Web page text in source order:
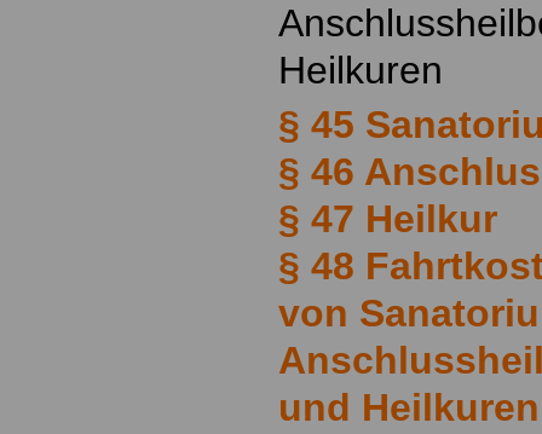
Heilkuren
§ 45
§ 46
§ 47 Heilkur
§ 48
von
und Heilkuren